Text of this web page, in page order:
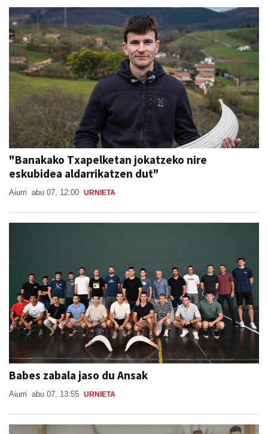
"Banakako Txapelketan jokatzeko nire
eskubidea aldarrikatzen dut"
Aiurri abu 07, 12:00 URNIETA
Babes zabala jaso du Ansak
Aiurri abu 07, 13:55 URNIETA